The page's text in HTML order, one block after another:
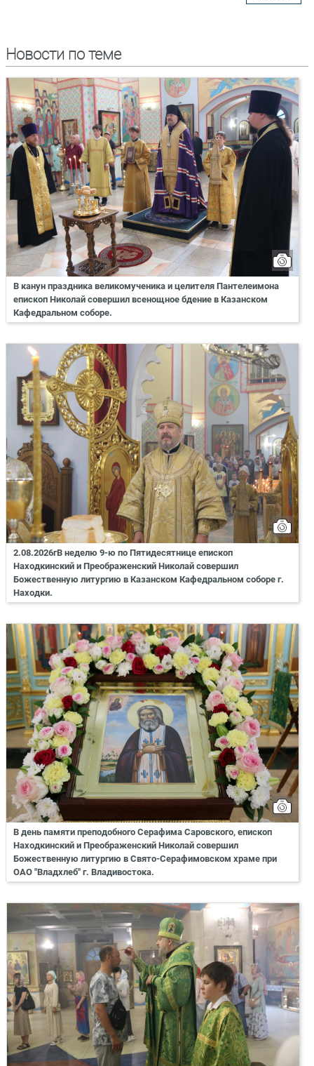
Новости по теме
В канун праздника великомученика и целителя Пантелеимона
епископ Николай совершил всенощное бдение в Казанском
Кафедральном соборе.
2.08.2026гВ неделю 9-ю по Пятидесятнице епископ
Находкинский и Преображенский Николай совершил
Божественную литургию в Казанском Кафедральном соборе г.
Находки.
В день памяти преподобного Серафима Саровского, епископ
Находкинский и Преображенский Николай совершил
Божественную литургию в Свято-Серафимовском храме при
ОАО "Владхлеб" г. Владивостока.